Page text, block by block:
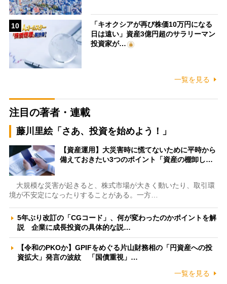
10
「キオクシアが再び株価10万円になる
日は遠い」資産3億円超のサラリーマン
投資家が…
一覧を見る
注目の著者・連載
藤川里絵「さあ、投資を始めよう！」
【資産運用】大災害時に慌てないために平時から
備えておきたい3つのポイント「資産の棚卸し…
大規模な災害が起きると、株式市場が大きく動いたり、取引環
境が不安定になったりすることがある。一方…
5年ぶり改訂の「CGコード」、何が変わったのかポイントを解
説 企業に成長投資の具体的な説…
【令和のPKOか】GPIFをめぐる片山財務相の「円資産への投
資拡大」発言の波紋 「国債重視」…
一覧を見る